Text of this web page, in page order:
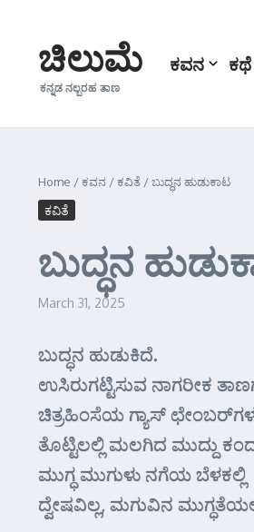
ಚಿಲುಮೆ
ಕನ್ನಡ ನಲ್ಬರಹ ತಾಣ
ಕವನ ಕಥೆ
Home /ಕವನ /ಕವಿತೆ /ಬುದ್ಧನ ಹುಡುಕಾಟ
ಕವಿತೆ
ಬುದ್ಧನ
March 31, 2025
ಬುದ್ಧನ ಹುಡುಕಿದೆ.
ಉಸಿರುಗಟ್ಟಿಸುವ ನಾಗರೀಕ
ಚಿತ್ರಹಿಂಸೆಯ ಗ್ಯಾಸ್
ತೊಟ್ಟಿಲಲ್ಲಿ ಮಲಗಿದ ಮುದ್ದು
ಮುಗ್ಧ ಮುಗುಳು ನಗೆಯ ಬೆಳಕಲ್ಲಿ
ದ್ವೇಷವಿಲ್ಲ, ಮಗುವಿನ